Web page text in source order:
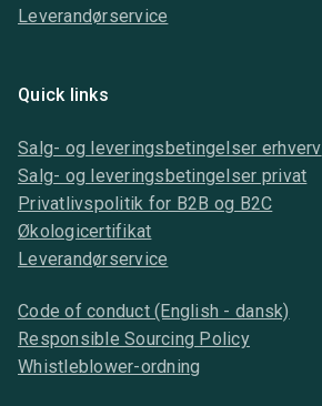
Leverandørservice
Quick links
Salg- og leveringsbetingelser erhverv
Salg- og leveringsbetingelser privat
Privatlivspolitik for B2B og B2C
Økologicertifikat
Leverandørservice
Code of conduct (English - dansk)
Responsible Sourcing Policy
Whistleblower-ordning